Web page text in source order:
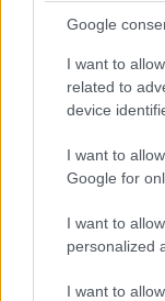
Google
I want to
related to
device
I want to
Google for
I want to
personalized
I want to
TRENDING